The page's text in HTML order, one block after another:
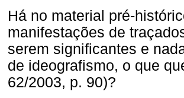
Há no material pré-
manifestações de
serem significantes e
de ideografismo, o que
62/2003, p. 90)?